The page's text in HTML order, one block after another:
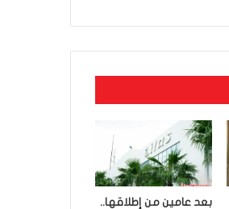
بعد عامين من إطلاقها..